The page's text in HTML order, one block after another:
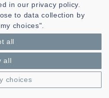
de l'information de la
in our privacy policy.
to data collection by
choices".
all
all
choices